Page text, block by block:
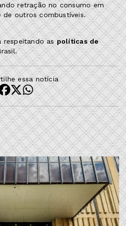
retração no consumo em
outros combustíveis.
respeitando aspolíticas de
essa notícia